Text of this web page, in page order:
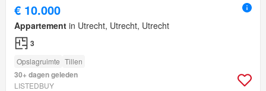
€ 10.000
Appartement in Utrecht, Utrecht, Utrecht
3
Opslagruimte Tillen
30+ dagen geleden
LISTEDBUY